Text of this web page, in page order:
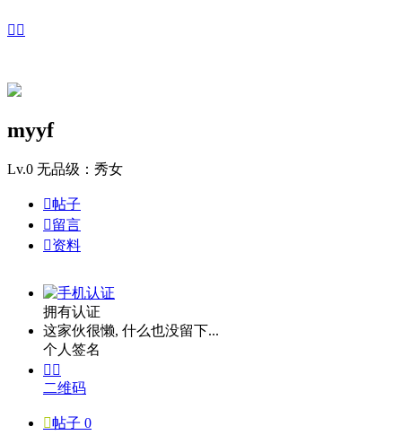
 
myyf
Lv.0 无品级：秀女
帖子
留言
资料
拥有认证
这家伙很懒, 什么也没留下...
个人签名
 
二维码
帖子 0